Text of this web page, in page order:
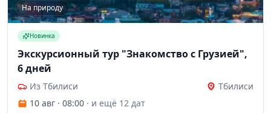
На природу
Новинка
Экскурсионный тур "Знакомство с Грузией",
6 дней
Из Тбилиси
Тбилиси
10 авг · 08:00 · и ещё 12 дат